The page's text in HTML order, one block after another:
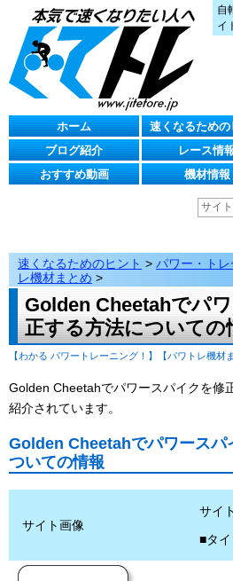
自
イ
ホーム
速くなるための
ブログ紹介
レース情
おすすめ動画
機材情報
速くなるためのヒント > パワー・ト
レ機材まとめ >
Golden Cheetahでパ
正する方法についての
【わかる パワートレーニング！】 【パワトレ機材
Golden Cheetahでパワースパイクを修
紹介されています。
Golden Cheetahでパワースパ
ついての情報
サイト画像
サイ
■タ